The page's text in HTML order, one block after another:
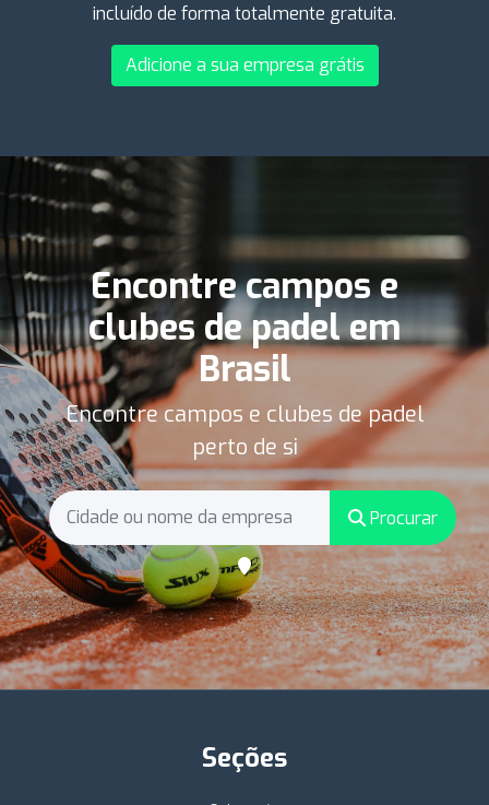
incluído de forma totalmente gratuita.
Adicione a sua empresa grátis
Encontre campos e
clubes de padel em
Brasil
Encontre campos e clubes de padel
perto de si
Procurar
Seções